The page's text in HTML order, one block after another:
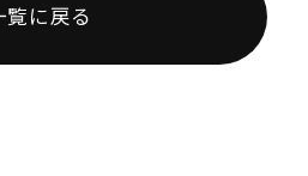
覧に戻る